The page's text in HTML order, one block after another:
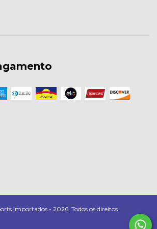
Importados - 2026. Todos os direitos